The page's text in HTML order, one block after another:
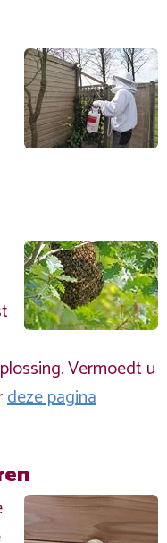
Vermoedt u
deze pagina